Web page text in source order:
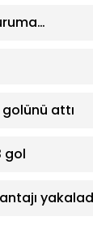
attı
gol